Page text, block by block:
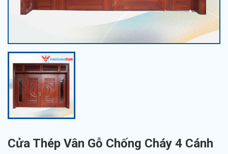
Cửa Thép Vân Gỗ Chống Cháy 4 Cánh